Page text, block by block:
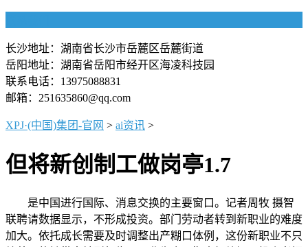
长沙地址：湖南省长沙市岳麓区岳麓街道
岳阳地址：湖南省岳阳市经开区海凌科技园
联系电话：13975088831
邮箱：251635860@qq.com
XPJ·(中国)集团-官网 > ai资讯 >
但将新创制工做岗亭1.7
是中国进行国际、消息交换的主要窗口。记者周牧 摄智
联聘请数据显示，不形成投资。部门劳动者转到新职业的难度
加大。依托成长需要及时调整出产糊口体例，这份新职业不只